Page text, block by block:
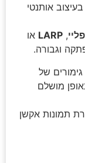
אותנטי
,
LARP או
וגבורה.
של
מושלם
תמונות אקשן